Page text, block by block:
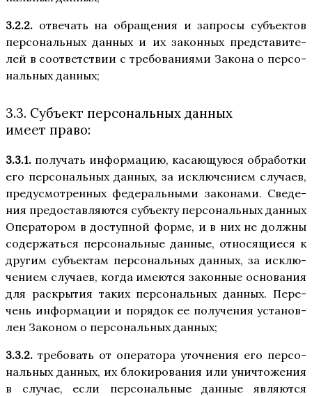
3.2.2. отве­чать на обра­ще­ния и запро­сы субъ­ек­тов
пер­со­наль­ных дан­ных и их закон­ных пред­ста­ви­те­
лей в соот­вет­ствии с тре­бо­ва­ни­я­ми Зако­на о пер­со­
наль­ных данных;
3.3. Субъект персональных данных
имеет право:
3.3.1. полу­чать инфор­ма­цию, каса­ю­щу­ю­ся обра­бот­ки
его пер­со­наль­ных дан­ных, за исклю­че­ни­ем слу­ча­ев,
преду­смот­рен­ных феде­раль­ны­ми зако­на­ми. Све­де­
ния предо­став­ля­ют­ся субъ­ек­ту пер­со­наль­ных дан­ных
Опе­ра­то­ром в доступ­ной фор­ме, и в них не долж­ны
содер­жать­ся пер­со­наль­ные дан­ные, отно­ся­щи­е­ся к
дру­гим субъ­ек­там пер­со­наль­ных дан­ных, за исклю­
че­ни­ем слу­ча­ев, когда име­ют­ся закон­ные осно­ва­ния
для рас­кры­тия таких пер­со­наль­ных дан­ных. Пере­
чень инфор­ма­ции и поря­док ее полу­че­ния уста­нов­
лен Зако­ном о пер­со­наль­ных данных;
3.3.2. тре­бо­вать от опе­ра­то­ра уточ­не­ния его пер­со­
наль­ных дан­ных, их бло­ки­ро­ва­ния или уни­что­же­ния
в слу­чае, если пер­со­наль­ные дан­ные явля­ют­ся